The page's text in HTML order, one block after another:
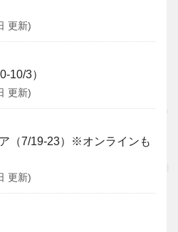
更新)
10/3）
更新)
（7/19-23）※オンラインも
更新)